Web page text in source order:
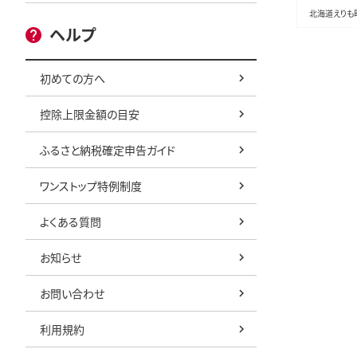
ヘルプ
初めての方へ
控除上限金額の目安
ふるさと納税確定申告ガイド
ワンストップ特例制度
よくある質問
お知らせ
お問い合わせ
利用規約
北海道えりも